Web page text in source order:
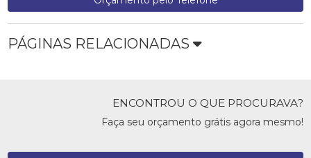
PÁGINAS RELACIONADAS
ENCONTROU O QUE PROCURAVA?
Faça seu orçamento grátis agora mesmo!